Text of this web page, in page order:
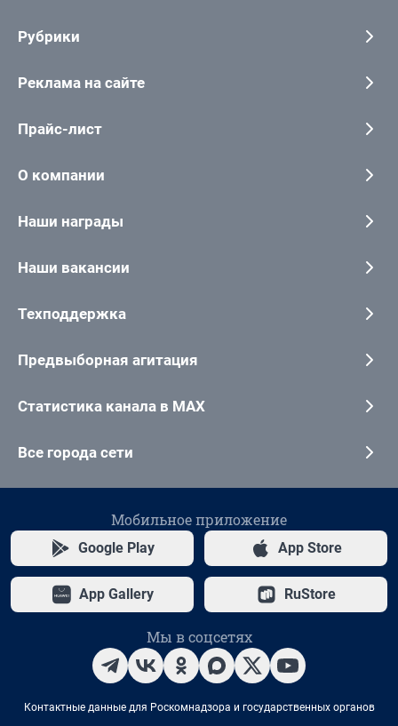
Рубрики
Реклама на сайте
Прайс-лист
О компании
Наши награды
Наши вакансии
Техподдержка
Предвыборная агитация
Статистика канала в MAX
Все города сети
Мобильное приложение
Google Play App Store
App Gallery RuStore
Мы в соцсетях
Контактные данные для Роскомнадзора и государственных органов